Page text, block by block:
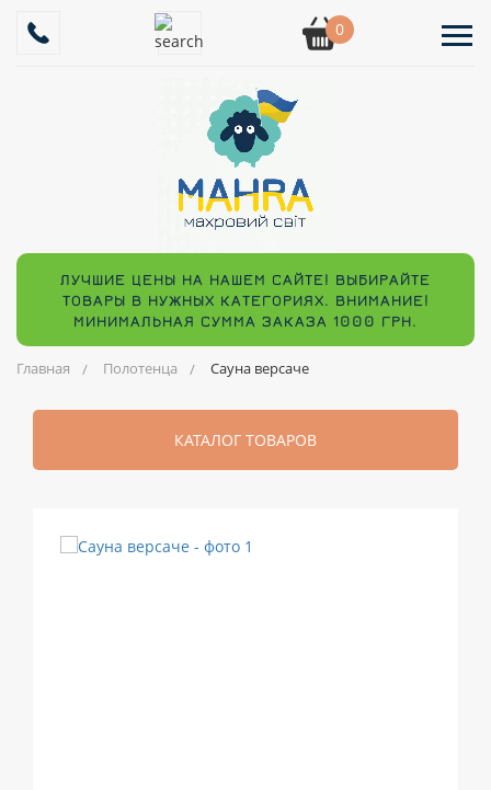
0
ЛУЧШИЕ ЦЕНЫ НА НАШЕМ САЙТЕ! ВЫБИРАЙТЕ
ТОВАРЫ В НУЖНЫХ КАТЕГОРИЯХ. ВНИМАНИЕ!
МИНИМАЛЬНАЯ СУММА ЗАКАЗА 1000 ГРН.
Главная Полотенца Сауна версаче
КАТАЛОГ ТОВАРОВ